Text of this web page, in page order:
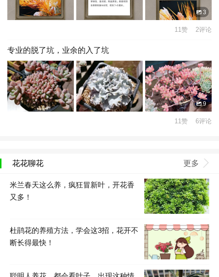
3
11赞 2评论
专业的脱了坑，业余的入了坑
9
11赞 6评论
花花聊花 更多
米兰春天这么养，疯狂冒新叶，开花香
又多！
杜鹃花的养殖方法，学会这3招，花开不
断长得最快！